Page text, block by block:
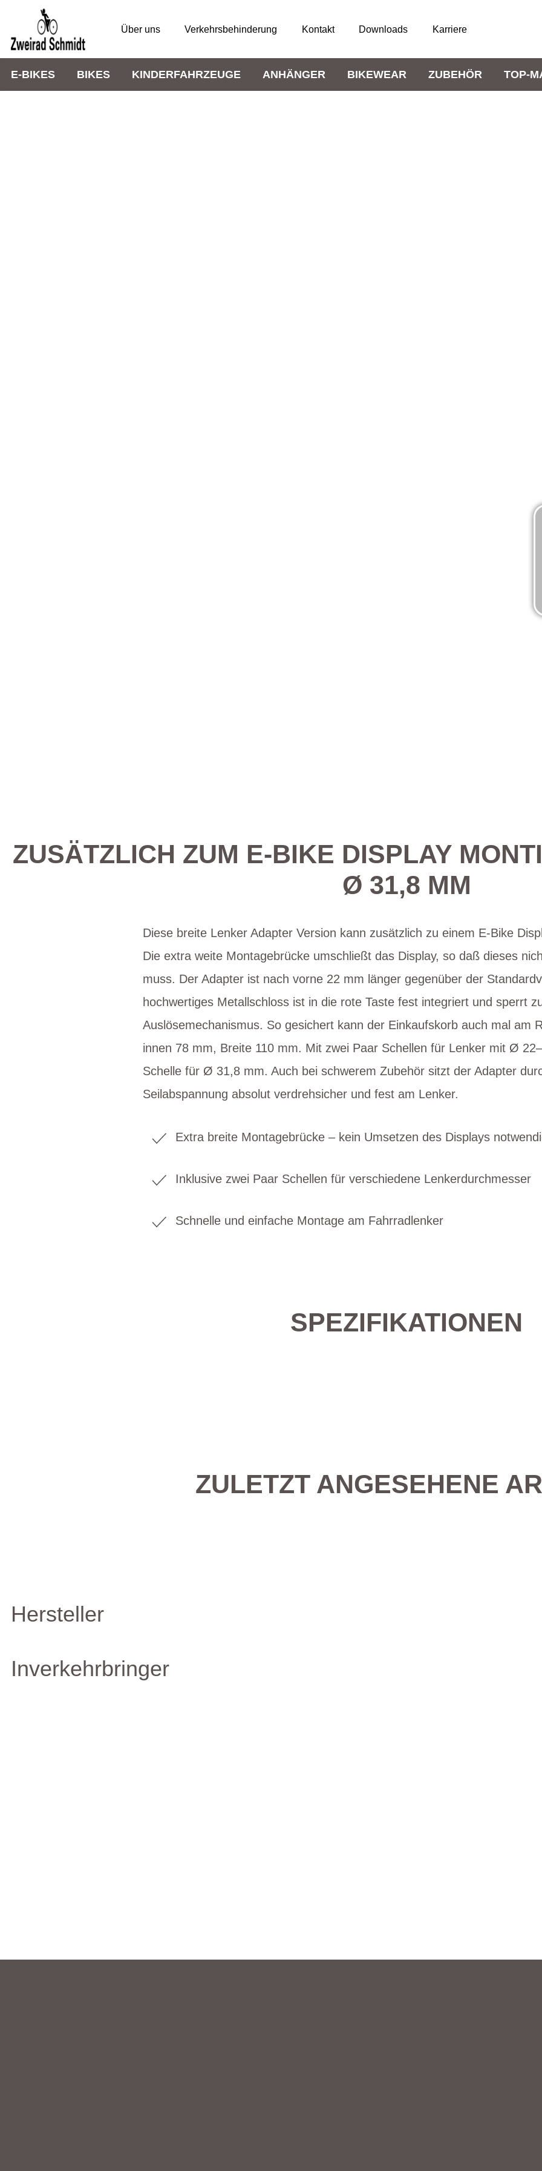
Über uns Verkehrsbehinderung Kontakt Downloads Karriere
E-BIKES BIKES KINDERFAHRZEUGE ANHÄNGER BIKEWEAR ZUBEHÖR TOP-
ZUSÄTZLICH ZUM E-BIKE DISPLAY
Ø 31,8 MM
Diese breite Lenker Adapter Version kann zusätzlich zu einem E-Bike
Die extra weite Montagebrücke umschließt das Display, so daß dieses
muss. Der Adapter ist nach vorne 22 mm länger gegenüber der
hochwertiges Metallschloss ist in die rote Taste fest integriert und sperrt
Auslösemechanismus. So gesichert kann der Einkaufskorb auch mal am
innen 78 mm, Breite 110 mm. Mit zwei Paar Schellen für Lenker mit Ø
Schelle für Ø 31,8 mm. Auch bei schwerem Zubehör sitzt der Adapter
Seilabspannung absolut verdrehsicher und fest am Lenker.
Extra breite Montagebrücke – kein Umsetzen des Displays
Inklusive zwei Paar Schellen für verschiedene Lenkerdurchmesser
Schnelle und einfache Montage am Fahrradlenker
SPEZIFIKATIONEN
ZULETZT ANGESEHENE
Hersteller
Inverkehrbringer